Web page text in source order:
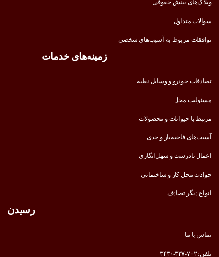
وبلاگ‌های بینش حقوقی
سوالات متداول
توافقات مربوط به آسیب‌های شخصی
زمینه‌های خدمات
تصادفات خودرو و وسایل نقلیه
مسئولیت محل
مرتبط با حیوانات و محصولات
آسیب‌های فاجعه‌بار و جدی
اعمال نادرست و سهل‌انگاری
حوادث محل کار و ساختمانی
انواع دیگر تصادف
رسیدن
تماس با ما
تلفن: ۷۰۲-۳۳۷-۳۴۳۰